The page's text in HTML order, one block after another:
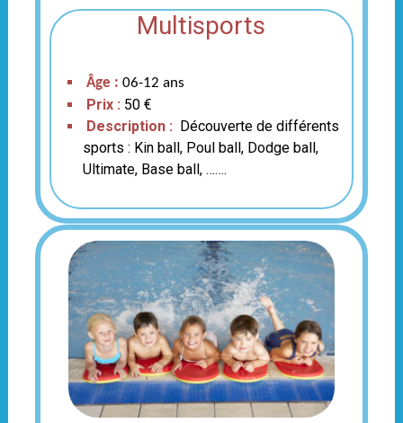
Multisports
Âge : 06-12 ans
Prix : 50 €
Description : Découverte de différents
sports : Kin ball, Poul ball, Dodge ball,
Ultimate, Base ball, …….